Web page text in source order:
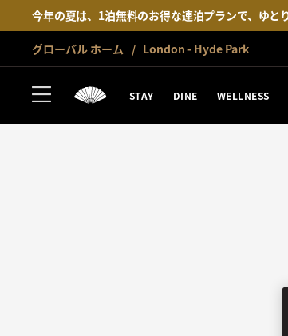
今年の夏は、1泊無料のお得な連泊プランで、ゆと
グローバル ホーム London - Hyde Park
STAY DINE WELLNESS